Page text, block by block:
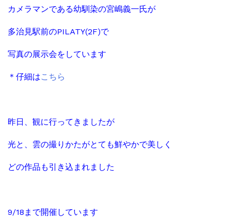
カメラマンである幼馴染の宮嶋義一氏が
多治見駅前のPILATY(2F)で
写真の展示会をしています
＊仔細はこちら
昨日、観に行ってきましたが
光と、雲の撮りかたがとても鮮やかで美しく
どの作品も引き込まれました
9/18まで開催しています